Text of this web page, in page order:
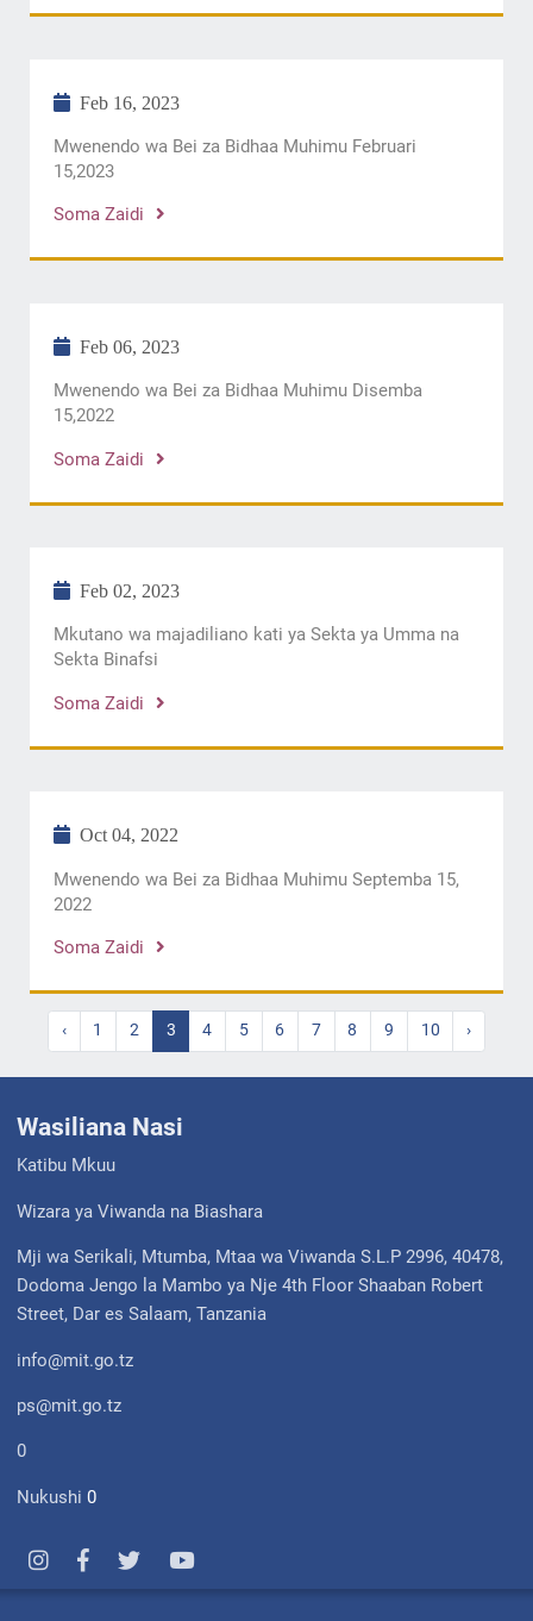
Feb 16, 2023
Mwenendo wa Bei za Bidhaa Muhimu Februari
15,2023
Soma Zaidi
Feb 06, 2023
Mwenendo wa Bei za Bidhaa Muhimu Disemba
15,2022
Soma Zaidi
Feb 02, 2023
Mkutano wa majadiliano kati ya Sekta ya Umma na
Sekta Binafsi
Soma Zaidi
Oct 04, 2022
Mwenendo wa Bei za Bidhaa Muhimu Septemba 15,
2022
Soma Zaidi
‹ 1 2 3 4 5 6 7 8 9 10 ›
Wasiliana Nasi
Katibu Mkuu
Wizara ya Viwanda na Biashara
Mji wa Serikali, Mtumba, Mtaa wa Viwanda S.L.P 2996, 40478,
Dodoma Jengo la Mambo ya Nje 4th Floor Shaaban Robert
Street, Dar es Salaam, Tanzania
info@mit.go.tz
ps@mit.go.tz
0
Nukushi0